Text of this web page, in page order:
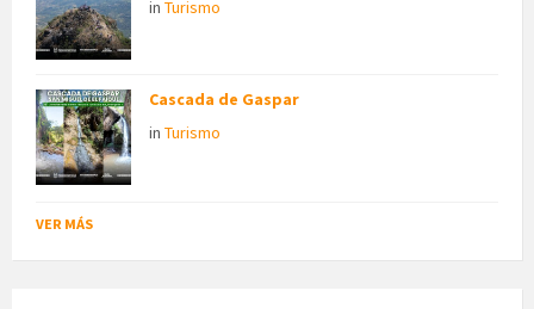
in Turismo
Cascada de Gaspar
in Turismo
VER MÁS